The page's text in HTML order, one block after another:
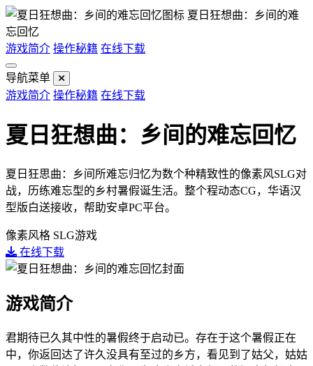
夏日狂想曲：乡间的难
忘回忆
游戏简介 操作秘籍 在线下载
导航菜单
游戏简介 操作秘籍 在线下载
夏日狂想曲：乡间的难忘回忆
夏日狂思曲：乡间所难忘归忆为数个种精致性的像素风SLG对
战，历练难忘型的乡村暑假诞生活。整个程动态CG，华语汉
型版白送接收，帮助安卓PC平台。
像素风格 SLG游戏
在线下载
游戏简介
君期待已久其中性的暑假终于启动已。存在于这个暑假正在
中，你返回达了许久没具有至过的乡方，看见到了姑父，姑姑